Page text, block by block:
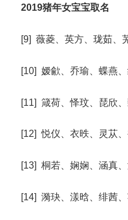
2019猪年女宝宝取名
[9] 薇菱、英方、珑茹、
[10] 嫒歈、乔瑜、蝶燕
[11] 箴荷、怿玟、琵欣
[12] 悦仪、衣昳、灵苁
[13] 桐若、娴娴、涵真
[14] 漪玦、漾晗、绯茜